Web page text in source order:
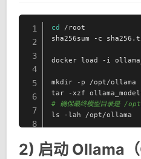
1
2
3
4
5
6
7
8
cd /root
sha256sum -c
docker load -i
mkdir -p /opt/ollama
# 确保最终模型目录是 /
ls -lah /opt/ollama
2) 启动 Ollama